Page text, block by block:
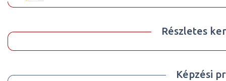
Részletes
Képzési